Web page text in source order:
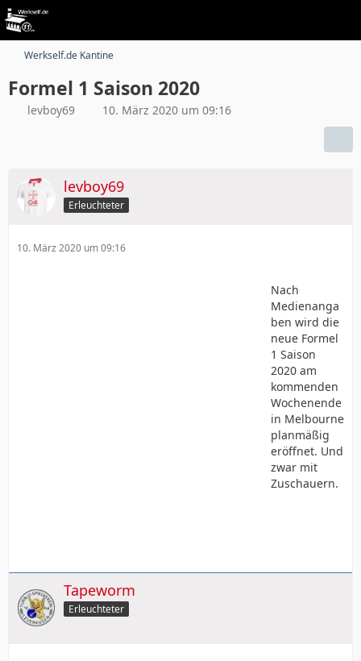
Werkself.de Kantine
Formel 1 Saison 2020
levboy69 10. März 2020 um 09:16
levboy69
Erleuchteter
10. März 2020 um 09:16
Nach
Medienanga
ben wird die
neue Formel
1 Saison
2020 am
kommenden
Wochenende
in Melbourne
planmäßig
eröffnet. Und
zwar mit
Zuschauern.
Tapeworm
Erleuchteter